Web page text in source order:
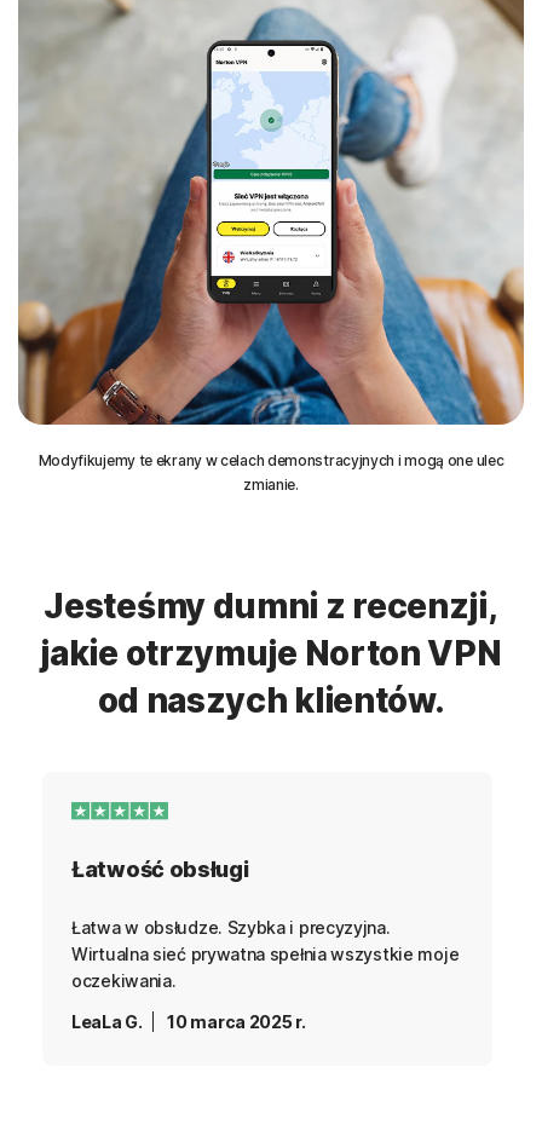
Modyfikujemy te ekrany w celach demonstracyjnych i mogą one ulec
zmianie.
Jesteśmy dumni z recenzji,
jakie otrzymuje Norton VPN
od naszych klientów.
Łatwość obsługi
Łatwa w obsłudze. Szybka i precyzyjna.
Wirtualna sieć prywatna spełnia wszystkie moje
oczekiwania.
LeaLa G.
10 marca 2025 r.